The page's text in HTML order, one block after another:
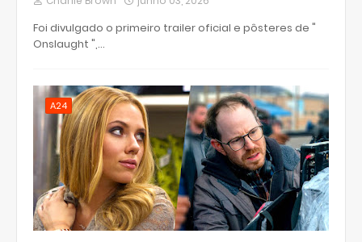
Foi divulgado o primeiro trailer oficial e pôsteres de "
Onslaught ",…
A24